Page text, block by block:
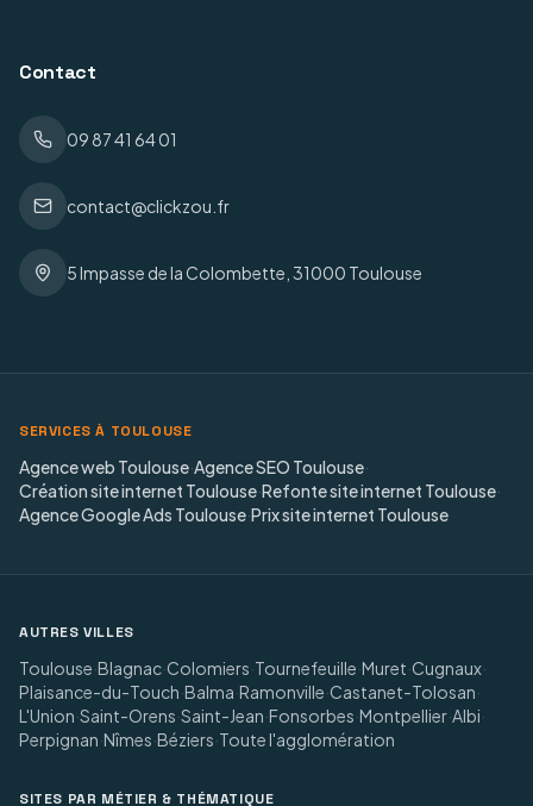
Contact
09 87 41 64 01
contact@clickzou.fr
5 Impasse de la Colombette, 31000 Toulouse
SERVICES À TOULOUSE
Agence web Toulouse·Agence SEO Toulouse·
Création site internet Toulouse·Refonte site internet Toulouse·
Agence Google Ads Toulouse·Prix site internet Toulouse
AUTRES VILLES
Toulouse·Blagnac·Colomiers·Tournefeuille·Muret·Cugnaux·
Plaisance-du-Touch·Balma·Ramonville·Castanet-Tolosan·
L'Union·Saint-Orens·Saint-Jean·Fonsorbes·Montpellier·Albi·
Perpignan·Nîmes·Béziers·Toute l'agglomération
SITES PAR MÉTIER & THÉMATIQUE